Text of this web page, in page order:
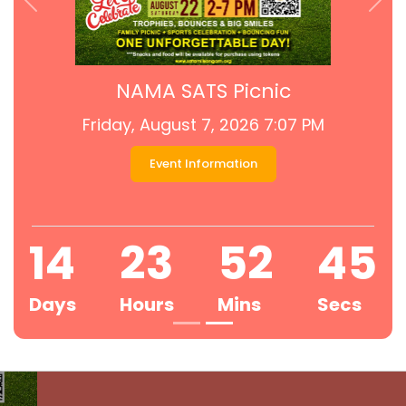
NAMA SATS
Friday, August 7,
Event Information
SATS Sports Event
Sunday, August 9, 2026 12:30 PM
Event Information
2
Days
3
Hours
52
Mins
44
Secs
Previous Next